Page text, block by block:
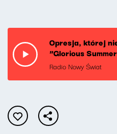
Opresja, której
“Glorious
Radio Nowy Świat